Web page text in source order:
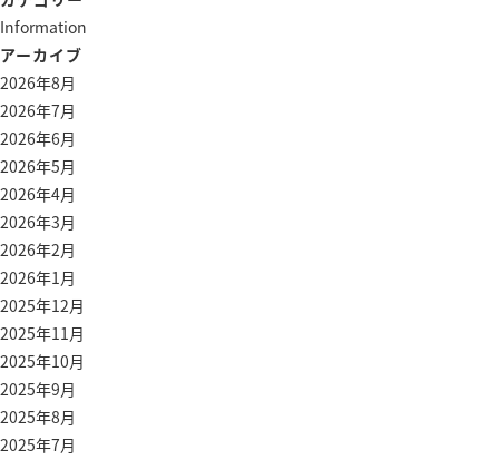
Information
アーカイブ
2026年8月
2026年7月
2026年6月
2026年5月
2026年4月
2026年3月
2026年2月
2026年1月
2025年12月
2025年11月
2025年10月
2025年9月
2025年8月
2025年7月